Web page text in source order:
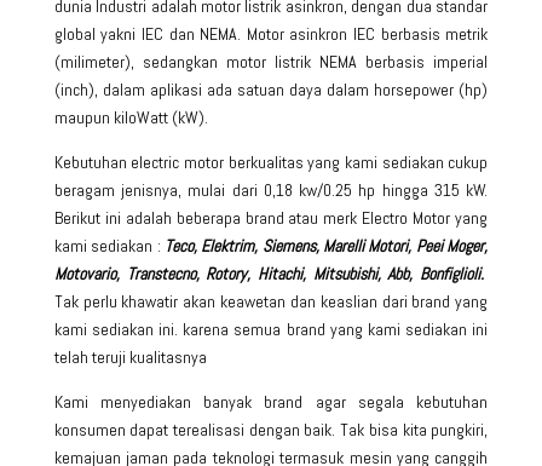
dunia Industri adalah motor listrik asinkron, dengan dua standar
global yakni IEC dan NEMA. Motor asinkron IEC berbasis metrik
(milimeter), sedangkan motor listrik NEMA berbasis imperial
(inch), dalam aplikasi ada satuan daya dalam horsepower (hp)
maupun kiloWatt (kW).
Kebutuhan electric motor berkualitas yang kami sediakan cukup
beragam jenisnya, mulai dari 0,18 kw/0.25 hp hingga 315 kW.
Berikut ini adalah beberapa brand atau merk Electro Motor yang
kami sediakan : Teco, Elektrim, Siemens, Marelli Motori, Peei Moger,
Motovario, Transtecno, Rotory, Hitachi, Mitsubishi, Abb, Bonfiglioli.
Tak perlu khawatir akan keawetan dan keaslian dari brand yang
kami sediakan ini. karena semua brand yang kami sediakan ini
telah teruji kualitasnya
Kami menyediakan banyak brand agar segala kebutuhan
konsumen dapat terealisasi dengan baik. Tak bisa kita pungkiri,
kemajuan jaman pada teknologi termasuk mesin yang canggih